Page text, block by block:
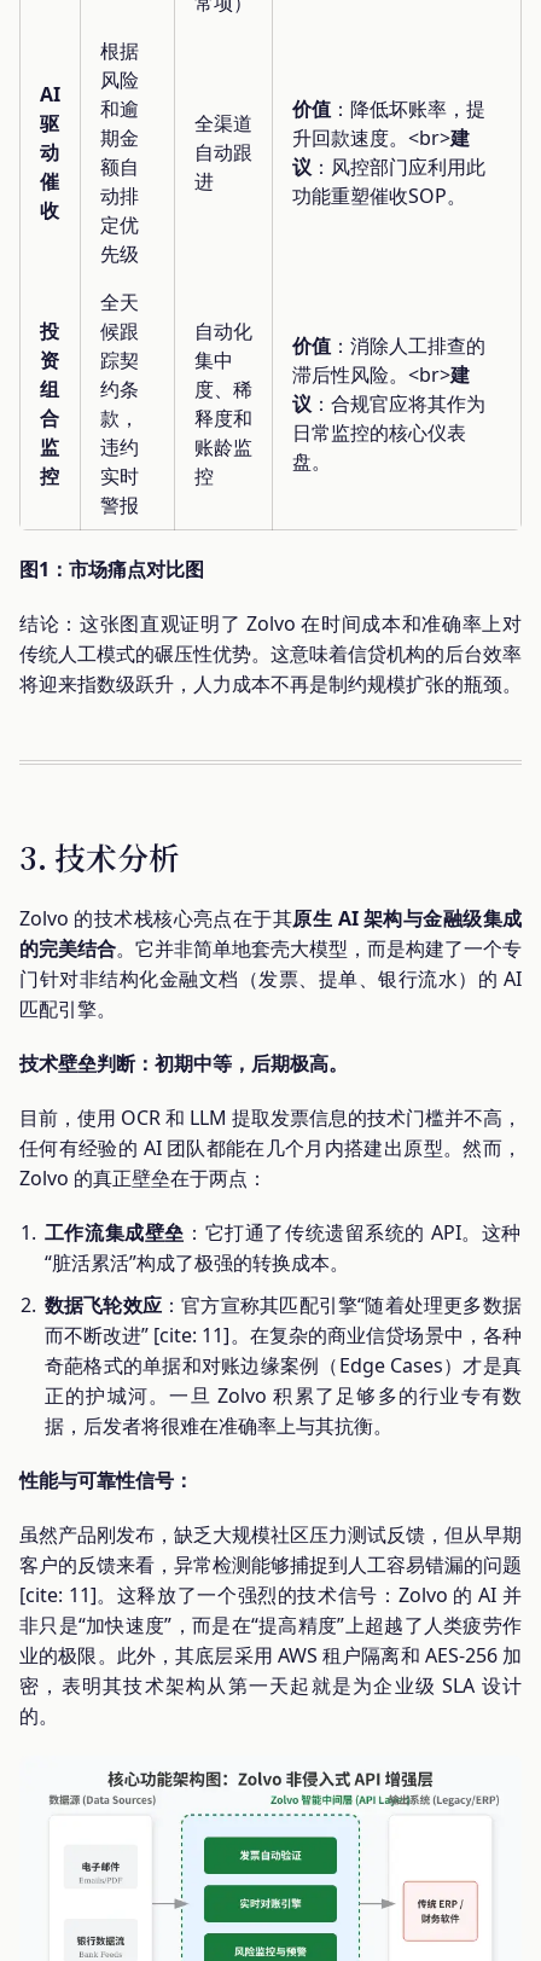
AI
驱
动
催
收
根据
风险
和逾
期金
额自
动排
定优
先级
全渠道
自动跟
进
价值 ：降低坏账率，提
升回款速度。<br>建
议 ：风控部门应利用此
功能重塑催收SOP。
投
资
组
合
监
控
全天
候跟
踪契
约条
款，
违约
实时
警报
自动化
集中
度、稀
释度和
账龄监
控
价值 ：消除人工排查的
滞后性风险。<br>建
议 ：合规官应将其作为
日常监控的核心仪表
盘。
图1：市场痛点对比图
结论：这张图直观证明了 Zolvo 在时间成本和准确率上对
传统人工模式的碾压性优势。这意味着信贷机构的后台效率
将迎来指数级跃升，人力成本不再是制约规模扩张的瓶颈。
3. 技术分析
Zolvo 的技术栈核心亮点在于其原生 AI 架构与金融级集成
的完美结合。它并非简单地套壳大模型，而是构建了一个专
门针对非结构化金融文档（发票、提单、银行流水）的 AI
匹配引擎。
技术壁垒判断：初期中等，后期极高。
目前，使用 OCR 和 LLM 提取发票信息的技术门槛并不高，
任何有经验的 AI 团队都能在几个月内搭建出原型。然而，
Zolvo 的真正壁垒在于两点：
工作流集成壁垒 ：它打通了传统遗留系统的 API。这种
“脏活累活”构成了极强的转换成本。
数据飞轮效应 ：官方宣称其匹配引擎“随着处理更多数据
而不断改进” [cite: 11]。在复杂的商业信贷场景中，各种
奇葩格式的单据和对账边缘案例（Edge Cases）才是真
正的护城河。一旦 Zolvo 积累了足够多的行业专有数
据，后发者将很难在准确率上与其抗衡。
性能与可靠性信号：
虽然产品刚发布，缺乏大规模社区压力测试反馈，但从早期
客户的反馈来看，异常检测能够捕捉到人工容易错漏的问题
[cite: 11]。这释放了一个强烈的技术信号：Zolvo 的 AI 并
非只是“加快速度”，而是在“提高精度”上超越了人类疲劳作
业的极限。此外，其底层采用 AWS 租户隔离和 AES-256 加
密，表明其技术架构从第一天起就是为企业级 SLA 设计
的。